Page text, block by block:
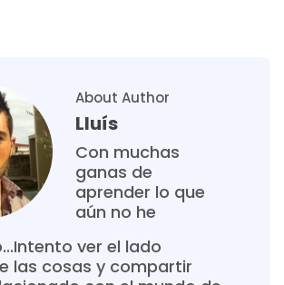
About Author
Lluís
Con muchas
ganas de
aprender lo que
aún no he
ver el lado
las cosas y compartir